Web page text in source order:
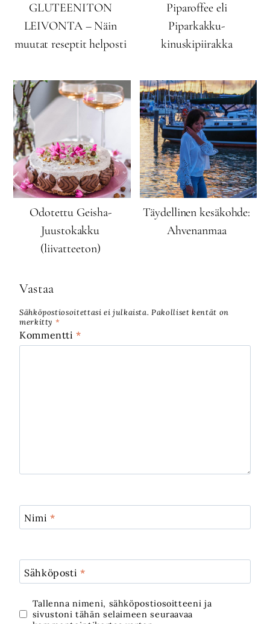
GLUTEENITON
LEIVONTA – Näin
muutat reseptit helposti
Piparoffee eli
Piparkakku-
kinuskipiirakka
Odotettu Geisha-
Juustokakku
(liivatteeton)
Täydellinen kesäkohde:
Ahvenanmaa
Vastaa
Sähköpostiosoitettasi ei julkaista. Pakolliset kentät on
merkitty *
Kommentti*
Nimi*
Sähköposti*
Tallenna nimeni, sähköpostiosoitteeni ja
sivustoni tähän selaimeen seuraavaa